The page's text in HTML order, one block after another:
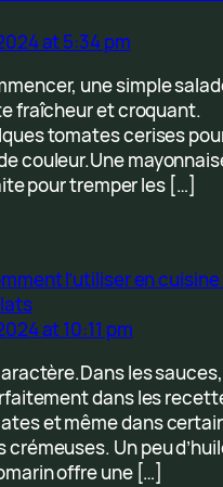
at 5:34 pm
une simple
fraîcheur et croquant.
tomates cerises
couleur.Une
pour tremper les […]
l’utiliser en cuisine
at 10:11 pm
les
dans les
et même dans
Un peu
offre une […]